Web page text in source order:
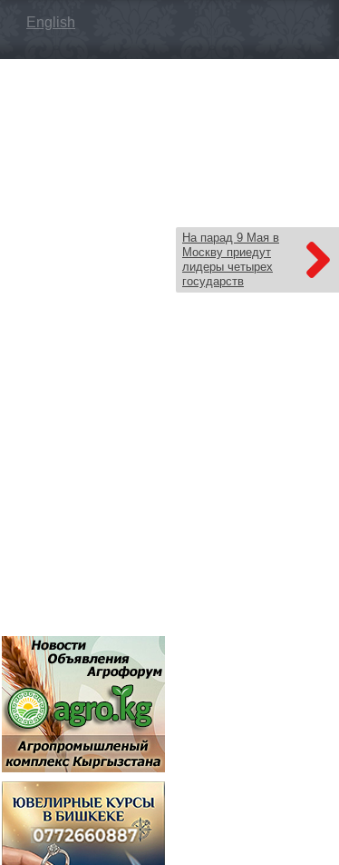
English
На парад 9 Мая в
Москву приедут
лидеры четырех
государств